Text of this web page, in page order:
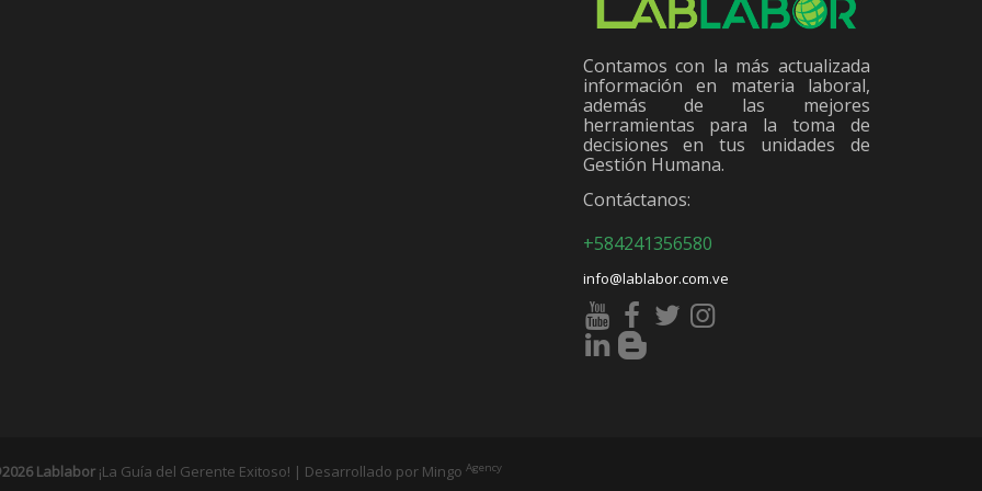
Contamos con la más actualizada
información en materia laboral,
además de las mejores
herramientas para la toma de
decisiones en tus unidades de
Gestión Humana.
Contáctanos:
+584241356580
info@lablabor.com.ve
Lablabor ¡La Guía del Gerente Exitoso! | Desarrollado por Mingo Agency